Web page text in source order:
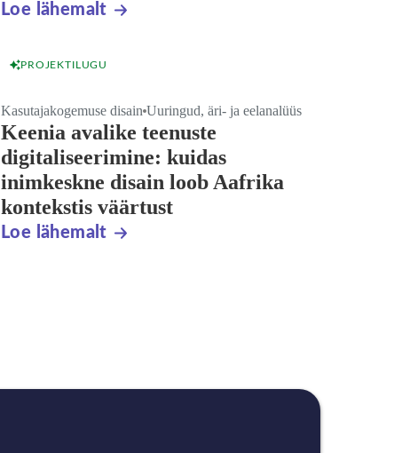
Loe lähemalt
PROJEKTILUGU
Kasutajakogemuse disain Uuringud, äri- ja eelanalüüs
Keenia avalike teenuste
digitaliseerimine: kuidas
inimkeskne disain loob Aafrika
kontekstis väärtust
Loe lähemalt